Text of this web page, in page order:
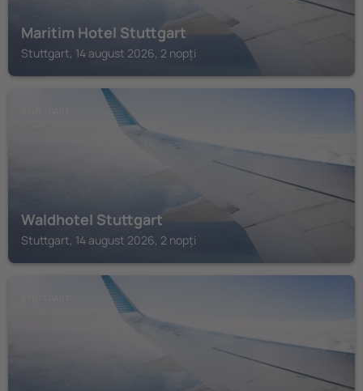
Maritim Hotel Stuttgart
Stuttgart, 14 august 2026, 2 nopți
Waldhotel Stuttgart
Stuttgart, 14 august 2026, 2 nopți